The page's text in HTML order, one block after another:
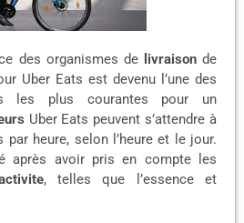
des organismes de livraisonde
Uber Eats est devenu l’une des
les plus courantes pour un
Uber Eats peuvent s’attendre à
par heure, selon l’heure et le jour.
après avoir pris en compte les
, telles que l’essence et